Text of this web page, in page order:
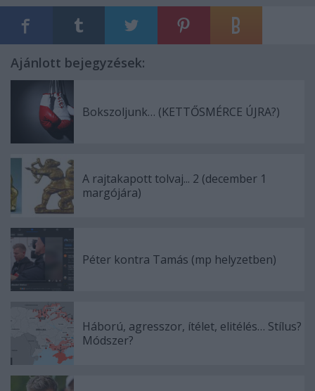
Ajánlott bejegyzések:
Bokszoljunk… (KETTŐSMÉRCE ÚJRA?)
A rajtakapott tolvaj... 2 (december 1
margójára)
Péter kontra Tamás (mp helyzetben)
Háború, agresszor, ítélet, elitélés… Stílus?
Módszer?